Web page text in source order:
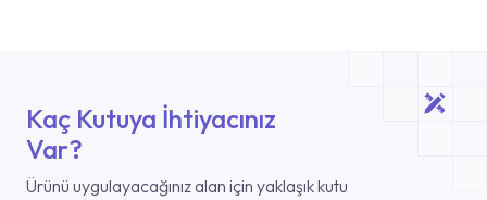
Kaç Kutuya İhtiyacınız
Var?
Ürünü uygulayacağınız alan için yaklaşık kutu